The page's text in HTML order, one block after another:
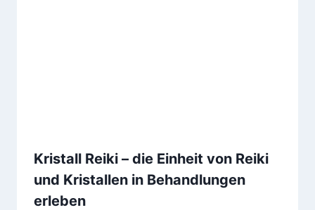
Kristall Reiki – die Einheit von Reiki
und Kristallen in Behandlungen
erleben